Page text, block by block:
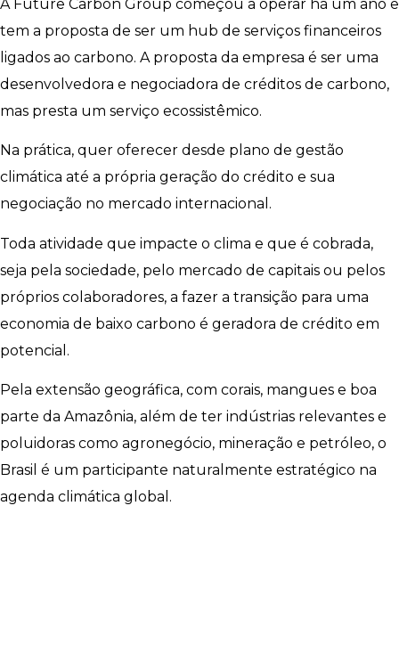
A Future Carbon Group começou a operar há um ano e
tem a proposta de ser um hub de serviços financeiros
ligados ao carbono. A proposta da empresa é ser uma
desenvolvedora e negociadora de créditos de carbono,
mas presta um serviço ecossistêmico.
Na prática, quer oferecer desde plano de gestão
climática até a própria geração do crédito e sua
negociação no mercado internacional.
Toda atividade que impacte o clima e que é cobrada,
seja pela sociedade, pelo mercado de capitais ou pelos
próprios colaboradores, a fazer a transição para uma
economia de baixo carbono é geradora de crédito em
potencial.
Pela extensão geográfica, com corais, mangues e boa
parte da Amazônia, além de ter indústrias relevantes e
poluidoras como agronegócio, mineração e petróleo, o
Brasil é um participante naturalmente estratégico na
agenda climática global.